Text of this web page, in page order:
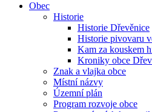
Obec
Historie
Historie Dřevěnice
Historie pivovaru
Kam za kouskem
Kroniky obce
Znak a vlajka obce
Místní názvy
Územní plán
Program rozvoje obce